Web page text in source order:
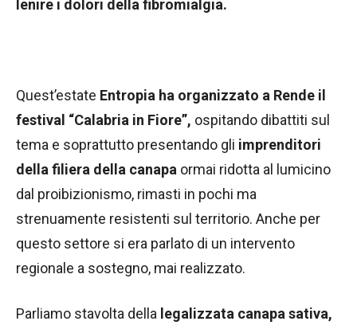
lenire i dolori della fibromialgia.
Quest’estate Entropia ha organizzato a Rende il
festival “Calabria in Fiore”, ospitando dibattiti sul
tema e soprattutto presentando gli imprenditori
della filiera della canapa ormai ridotta al lumicino
dal proibizionismo, rimasti in pochi ma
strenuamente resistenti sul territorio. Anche per
questo settore si era parlato di un intervento
regionale a sostegno, mai realizzato.
Parliamo stavolta della legalizzata canapa sativa,